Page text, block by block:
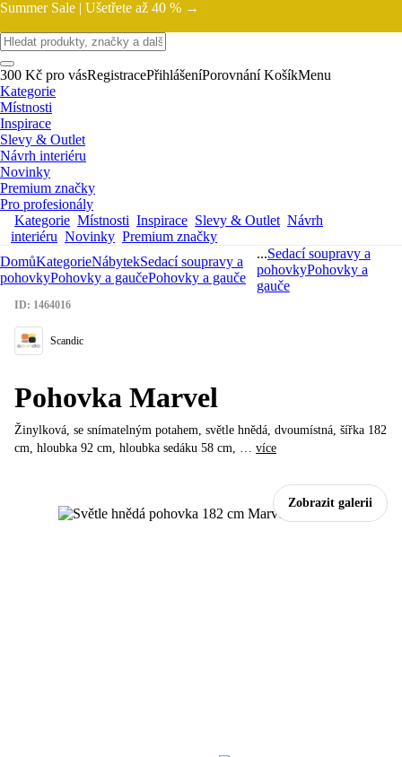
Summer Sale | Ušetřete až 40 % →
300 Kč pro vásRegistracePřihlášeníPorovnání KošíkMenu
Kategorie
Místnosti
Inspirace
Slevy & Outlet
Návrh interiéru
Novinky
Premium značky
Pro profesionály
Kategorie Místnosti Inspirace Slevy & Outlet Návrh
interiéru Novinky Premium značky
DomůKategorieNábytekSedací soupravy a
pohovkyPohovky a gaučePohovky a gauče
...Sedací soupravy a
pohovkyPohovky a
gauče
Zobrazit galerii
ID: 1464016
Scandic
Pohovka Marvel
Žinylková, se snímatelným potahem, světle hnědá, dvoumístná, šířka 182
cm, hloubka 92 cm, hloubka sedáku 58 cm, … více